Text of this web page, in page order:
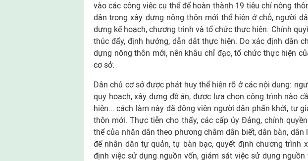
vào các công việc cụ thể để hoàn thành 19 tiêu chí nông
dân trong xây dựng nông thôn mới thể hiện ở chỗ, người
dựng kế hoạch, chương trình và tổ chức thực hiện. Chính
thúc đẩy, định hướng, dẫn dắt thực hiện. Do xác định dân
dựng nông thôn mới, nên khâu chỉ đạo, tổ chức thực hiện
cơ sở.
Dân chủ cơ sở được phát huy thể hiện rõ ở các nội dung:
quy hoạch, xây dựng đề án, được lựa chọn công trình nào
hiện... cách làm này đã động viên người dân phấn khởi, tự
thôn mới. Thực tiễn cho thấy, các cấp ủy Đảng, chính
thể của nhân dân theo phương châm dân biết, dân bàn, dân
để nhân dân tự quản, tự bàn bạc, quyết định chương trình
định việc sử dụng nguồn vốn, giám sát việc sử dụng